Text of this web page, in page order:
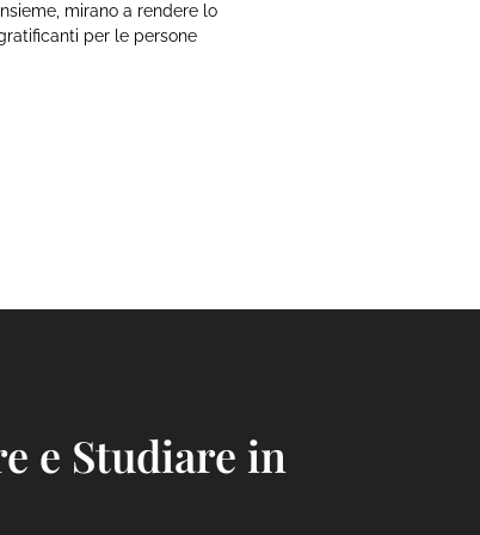
mirano a rendere lo
per le persone
e Studiare in